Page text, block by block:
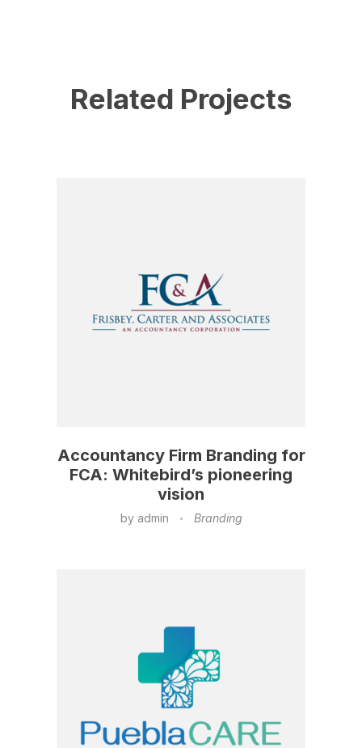
Related Projects
Accountancy Firm Branding for
FCA: Whitebird’s pioneering
vision
by admin Branding